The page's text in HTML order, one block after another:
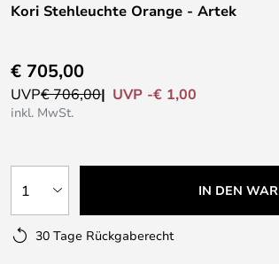
Kori Stehleuchte Orange - Artek
€ 705,00
UVP€ 706,00 UVP -€ 1,00
inkl. MwSt.
1 IN DEN
30 Tage Rückgaberecht